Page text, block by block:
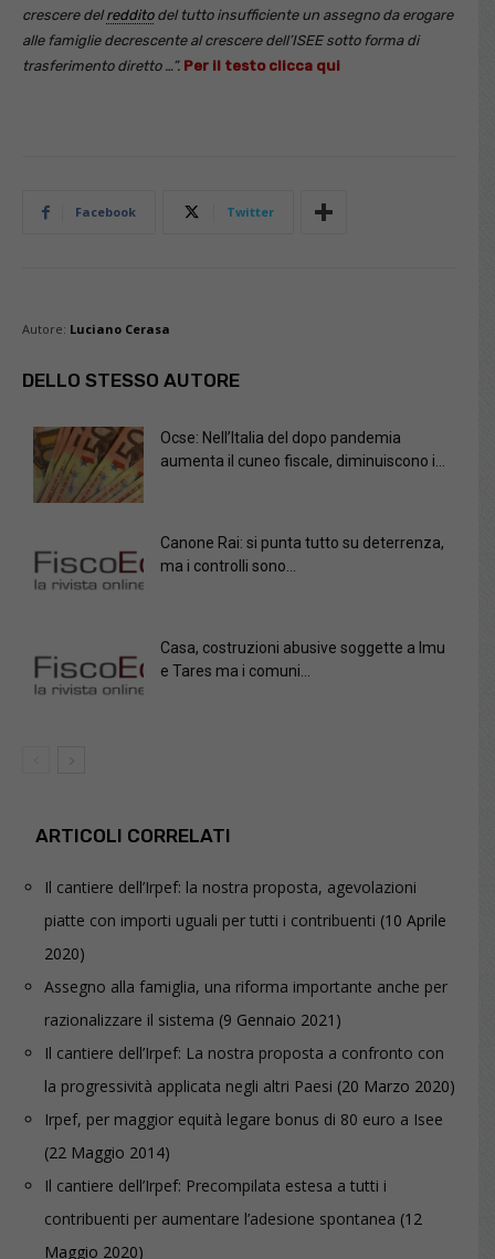
crescere delredditodel tutto insufficiente un assegno da erogare
alle famiglie decrescente al crescere dell’ISEE sotto forma di
trasferimento diretto …”. Per il testo clicca qui
Facebook Twitter
Autore: Luciano Cerasa
DELLO STESSO AUTORE
Ocse: Nell’Italia del dopo pandemia
aumenta il cuneo fiscale, diminuiscono i...
Canone Rai: si punta tutto su deterrenza,
ma i controlli sono...
Casa, costruzioni abusive soggette a Imu
e Tares ma i comuni...
ARTICOLI CORRELATI
Il cantiere dell’Irpef: la nostra proposta, agevolazioni
piatte con importi uguali per tutti i contribuenti (10 Aprile
2020)
Assegno alla famiglia, una riforma importante anche per
razionalizzare il sistema (9 Gennaio 2021)
Il cantiere dell’Irpef: La nostra proposta a confronto con
la progressività applicata negli altri Paesi (20 Marzo 2020)
Irpef, per maggior equità legare bonus di 80 euro a Isee
(22 Maggio 2014)
Il cantiere dell’Irpef: Precompilata estesa a tutti i
contribuenti per aumentare l’adesione spontanea (12
Maggio 2020)